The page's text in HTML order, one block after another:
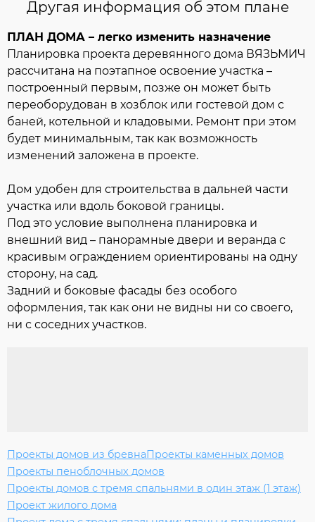
Другая информация об этом плане
ПЛАН ДОМА – легко изменить назначение
Планировка проекта деревянного дома ВЯЗЬМИЧ
рассчитана на поэтапное освоение участка –
построенный первым, позже он может быть
переоборудован в хозблок или гостевой дом с
баней, котельной и кладовыми. Ремонт при этом
будет минимальным, так как возможность
изменений заложена в проекте.
Дом удобен для строительства в дальней части
участка или вдоль боковой границы.
Под это условие выполнена планировка и
внешний вид – панорамные двери и веранда с
красивым ограждением ориентированы на одну
сторону, на сад.
Задний и боковые фасады без особого
оформления, так как они не видны ни со своего,
ни с соседних участков.
Проекты домов из бревнаПроекты каменных домов
Проекты пеноблочных домов
Проекты домов с тремя спальнями в один этаж (1 этаж)
Проект жилого дома